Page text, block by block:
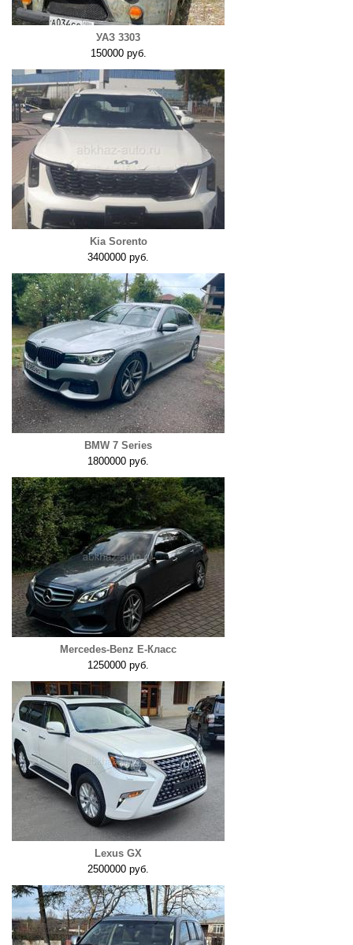
УАЗ 3303
150000 руб.
Kia Sorento
3400000 руб.
BMW 7 Series
1800000 руб.
Mercedes-Benz E-Класс
1250000 руб.
Lexus GX
2500000 руб.